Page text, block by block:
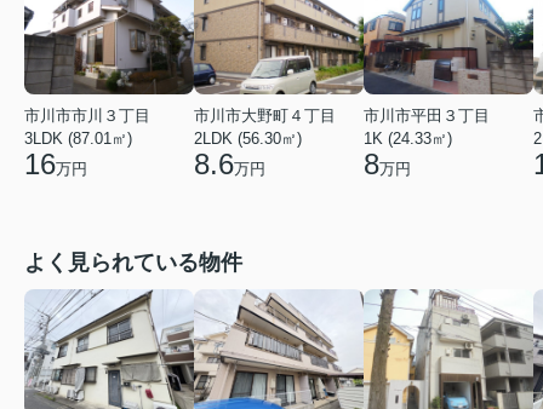
市川市市川３丁目
3LDK (87.01㎡)
16万円
市川市大野町４丁目
2LDK (56.30㎡)
8.6万円
市川市平田３丁目
1K (24.33㎡)
8万円
よく見られている物件